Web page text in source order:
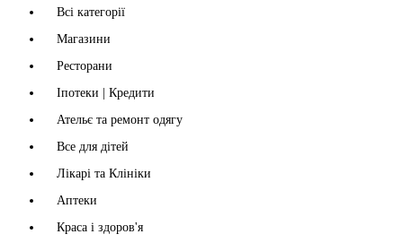
Всі категорії
Магазини
Ресторани
Іпотеки | Кредити
Ательє та ремонт одягу
Все для дітей
Лікарі та Клініки
Аптеки
Краса і здоров'я